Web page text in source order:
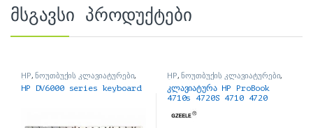
მსგავსი პროდუქტები
HP,ნოუთბუქის კლავიატურები,
ნოუთბუქის ნაწილები და
აქსესუარები
HP DV6000 series keyboard
HP,ნოუთბუქის კლავიატურები,
ნოუთბუქის ნაწილები და
აქსესუარები
კლავიატურა HP ProBook
4710s 4720S 4710 4720